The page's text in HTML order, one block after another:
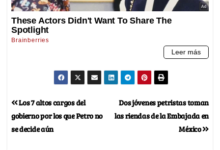
Dos jóvenes petristas toman
las riendas de la Embajada en
México
Los 7 altos cargos del
gobierno por los que Petro no
se decide aún